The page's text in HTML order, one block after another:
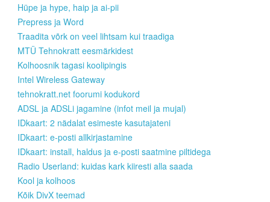
Hüpe ja hype, haip ja ai-pii
Prepress ja Word
Traadita võrk on veel lihtsam kui traadiga
MTÜ Tehnokratt eesmärkidest
Kolhoosnik tagasi koolipingis
Intel Wireless Gateway
tehnokratt.net foorumi kodukord
ADSL ja ADSLi jagamine (infot meil ja mujal)
IDkaart: 2 nädalat esimeste kasutajateni
IDkaart: e-posti allkirjastamine
IDkaart: install, haldus ja e-posti saatmine piltidega
Radio Userland: kuidas kark kiiresti alla saada
Kool ja kolhoos
Kõik DivX teemad